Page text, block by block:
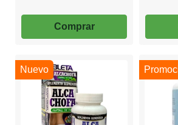
Comprar
Nuevo